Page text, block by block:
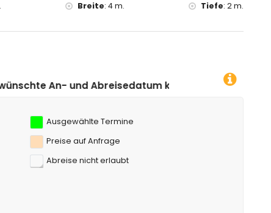
Breite: 4 m. Tiefe: 2 m.
klicken!
Ausgewählte Termine
Preise auf Anfrage
Abreise nicht erlaubt